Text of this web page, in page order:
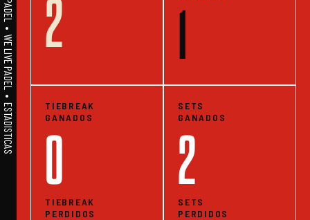
A1PADEL • WE LIVE PADEL • ESTADISTICAS 2 1
TIEBREAK
GANADOS
0
TIEBREAK
PERDIDOS
SETS
GANADOS
2
SETS
PERDIDOS